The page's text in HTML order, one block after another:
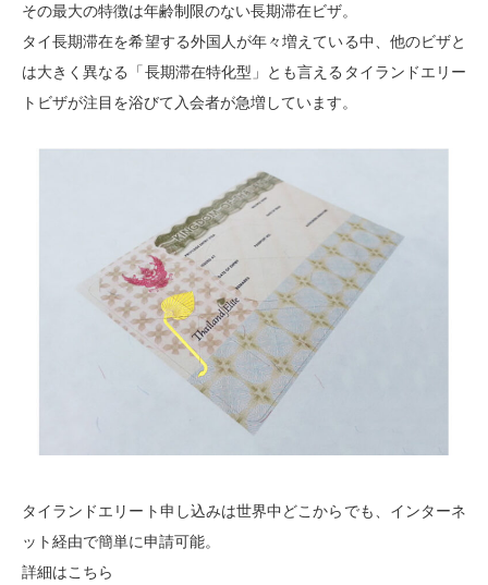
その最大の特徴は年齢制限のない長期滞在ビザ。
タイ長期滞在を希望する外国人が年々増えている中、他のビザと
は大きく異なる「長期滞在特化型」とも言えるタイランドエリー
トビザが注目を浴びて入会者が急増しています。
タイランドエリート申し込みは世界中どこからでも、インターネ
ット経由で簡単に申請可能。
詳細はこちら